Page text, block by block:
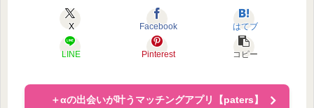
X Facebook はてブ
LINE Pinterest コピー
＋αの出会いが叶うマッチングアプリ【paters】